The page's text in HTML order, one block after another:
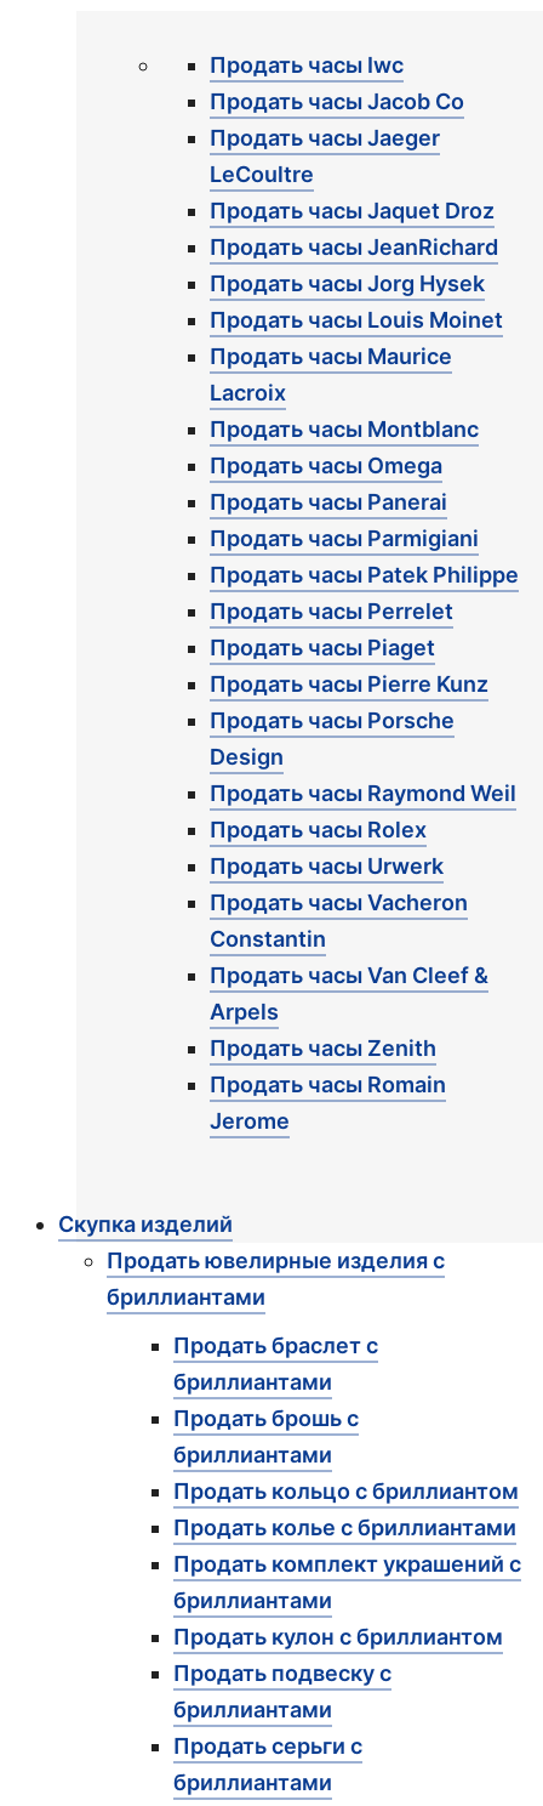
Продать часы Iwc
Продать часы Jacob Co
Продать часы Jaeger
LeCoultre
Продать часы Jaquet Droz
Продать часы JeanRichard
Продать часы Jorg Hysek
Продать часы Louis Moinet
Продать часы Maurice
Lacroix
Продать часы Montblanc
Продать часы Omega
Продать часы Panerai
Продать часы Parmigiani
Продать часы Patek Philippe
Продать часы Perrelet
Продать часы Piaget
Продать часы Pierre Kunz
Продать часы Porsche
Design
Продать часы Raymond Weil
Продать часы Rolex
Продать часы Urwerk
Продать часы Vacheron
Constantin
Продать часы Van Cleef &
Arpels
Продать часы Zenith
Продать часы Romain
Jerome
Скупка изделий
Продать ювелирные изделия с
бриллиантами
Продать браслет с
бриллиантами
Продать брошь с
бриллиантами
Продать кольцо с бриллиантом
Продать колье с бриллиантами
Продать комплект украшений с
бриллиантами
Продать кулон с бриллиантом
Продать подвеску с
бриллиантами
Продать серьги с
бриллиантами